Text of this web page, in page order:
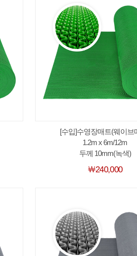
[수입]수영장매트(웨이브
1.2m x 6m/12m
두께 10mm(녹색)
￦240,000